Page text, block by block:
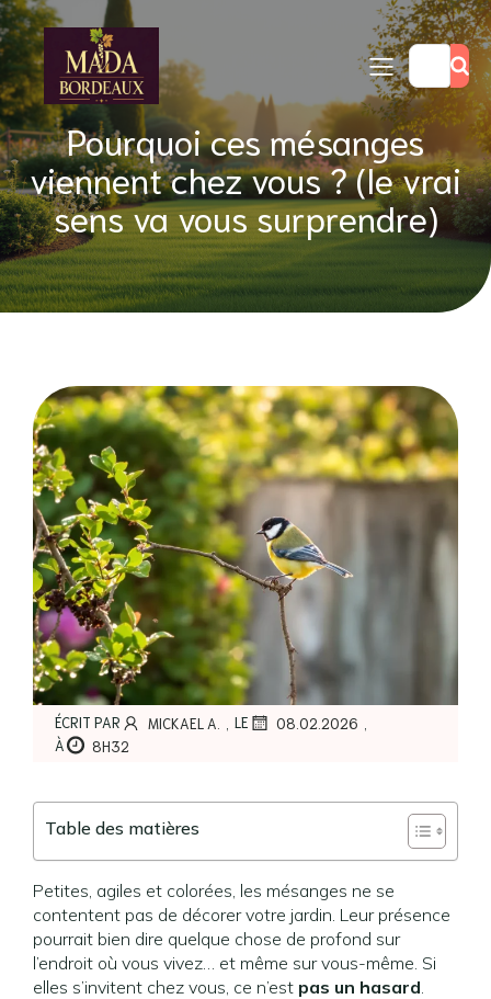
Pourquoi ces mésanges
viennent chez vous ? (le vrai
sens va vous surprendre)
ÉCRIT PAR MICKAEL A. , LE 08.02.2026 ,
À 8H32
Table des matières
Petites, agiles et colorées, les mésanges ne se
contentent pas de décorer votre jardin. Leur présence
pourrait bien dire quelque chose de profond sur
l’endroit où vous vivez… et même sur vous-même. Si
elles s’invitent chez vous, ce n’est pas un hasard.